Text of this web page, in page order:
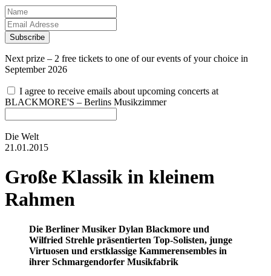
Subscribe
Next prize – 2 free tickets to one of our events of your choice in
September 2026
I agree to receive emails about upcoming concerts at
BLACKMORE'S – Berlins Musikzimmer
Die Welt
21.01.2015
Große Klassik in kleinem
Rahmen
Die Berliner Musiker Dylan Blackmore und
Wilfried Strehle präsentierten Top-Solisten, junge
Virtuosen und erstklassige Kammerensembles in
ihrer Schmargendorfer Musikfabrik